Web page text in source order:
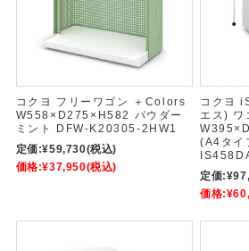
コクヨ フリーワゴン ＋Colors
W558×D275×H582 パウダー
ミント DFW-K20305-2HW1
定価:¥59,730(税込)
価格:¥37,950(税込)
コクヨ
エス) ワ
(A4タイ
定価:
価格: